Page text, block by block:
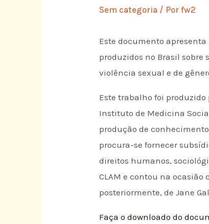
Sem categoria / Porfw2
Este documento
produzidos no Brasil
violência sexual e de
Este trabalho foi
Instituto de Medicina
produção de
procura-se fornecer
direitos humanos,
CLAM e contou na ocasião
posteriormente, de Jane
Faça o downloado do